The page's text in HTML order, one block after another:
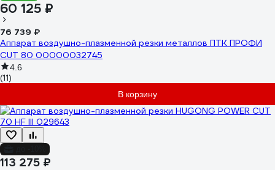
60 125 ₽
76 739 ₽
Аппарат воздушно-плазменной резки металлов ПТК ПРОФИ
CUT 80 00000032745
4.6
(11)
В корзину
113 275 ₽